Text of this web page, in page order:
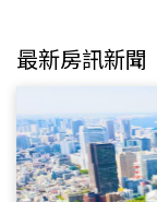
最新房訊新聞